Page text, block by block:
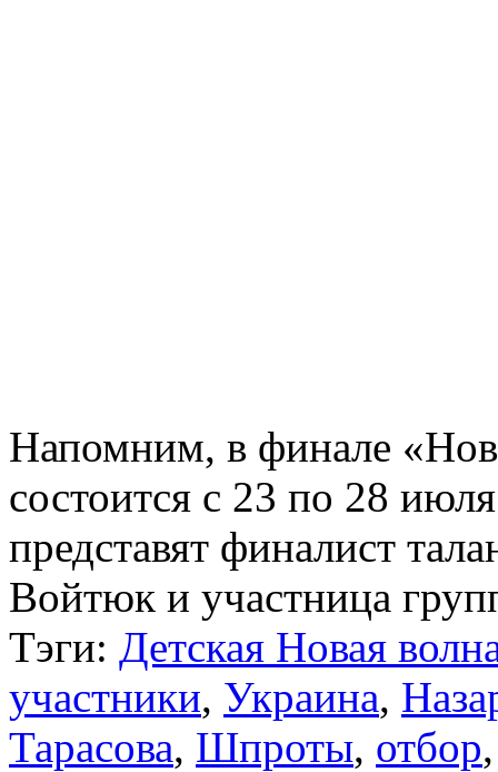
Напомним, в финале
состоится с 23 по 28
представят финалист
Войтюк и участница
Тэги: Детская Новая
участники, Украина,
Тарасова, Шпроты, отбор